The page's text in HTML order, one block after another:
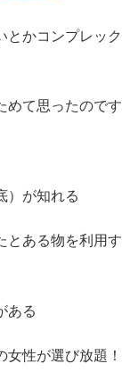
とかコンプレッ
めて思ったので
）が知れる
とある物を利用
ある
女性が選び放題！